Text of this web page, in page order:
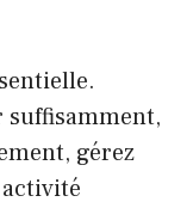
suffisamment,
gérez